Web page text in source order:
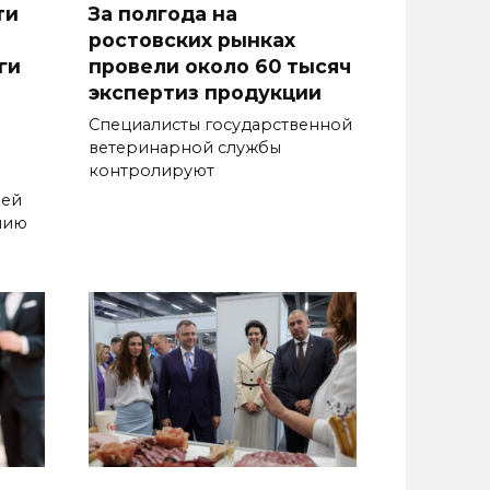
За полгода на
ростовских рынках
провели около 60 тысяч
экспертиз продукции
Специалисты государственной
ветеринарной службы
контролируют